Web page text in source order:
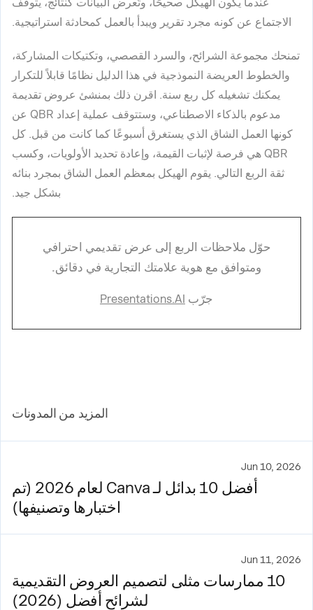
الاجتماع عن كونه مجرد تقرير ويبدأ بالعمل كمحادثة استراتيجية.
تمنحك مجموعة الشرائح، والسرد القصصي، وتكتيكات المشاركة،
والخطوط العريضة النموذجية في هذا الدليل نظامًا قابلاً للتكرار
يمكنك تشغيله كل ربع سنة. اقرن ذلك بمنشئ عروض تقديمة
مدعوم بالذكاء الاصطناعي، وستتوقف عملية إعداد QBR عن
كونها العمل الشاق الذي يستغرق أسبوعًا كما كانت من قبل. كل
QBR هي فرصة لإثبات القيمة، وإعادة تحديد الأولويات، وكسب
ثقة الربع التالي. يقوم الهيكل بمعظم العمل الشاق بمجرد بنائه
بشكل جيد.
حوّل ملاحظات الربع إلى عرض تقديمي احترافي
ومتوافق مع هوية علامتك التجارية في دقائق.
جرّب Presentations.AI
المزيد من المدونات
Jun 10, 2026
أفضل 10 بدائل لـ Canva لعام 2026 (تم
اختبارها وتصنيفها)
Jun 11, 2026
10 ممارسات مثلى لتصميم العروض التقديمية
لشرائح أفضل (2026)